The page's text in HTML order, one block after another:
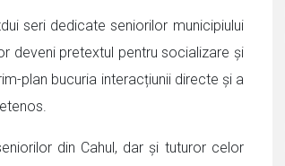
seri dedicate seniorilor municipiului
deveni pretextul pentru socializare și
plan bucuria interacțiunii directe și a
din Cahul, dar și tuturor celor